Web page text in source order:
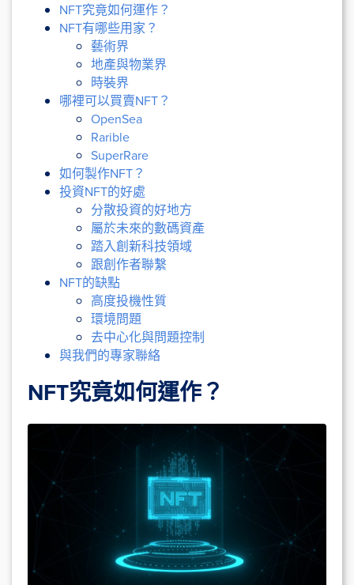
NFT究竟如何運作？
NFT有哪些用家？
藝術界
地產與物業界
時裝界
哪裡可以買賣NFT？
OpenSea
Rarible
SuperRare
如何製作NFT？
投資NFT的好處
分散投資的好地方
屬於未來的數碼資產
踏入創新科技領域
跟創作者聯繫
NFT的缺點
高度投機性質
環境問題
去中心化與問題控制
與我們的專家聯絡
NFT究竟如何運作？